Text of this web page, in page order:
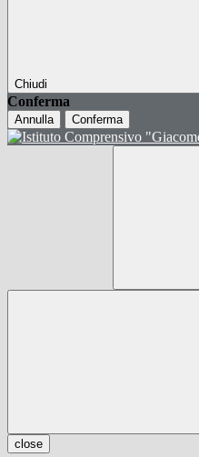
Chiudi
Conferma
Annulla Conferma
close